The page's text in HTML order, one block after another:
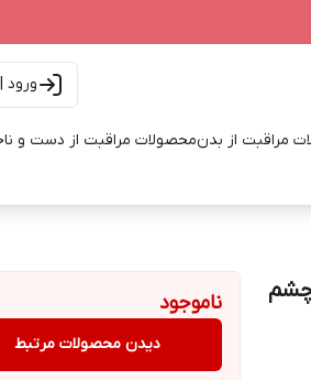
ورود
مراقبت از بدنمحصولات مراقبت از دست و
ناموجود
دیدن محصولات مرتبط